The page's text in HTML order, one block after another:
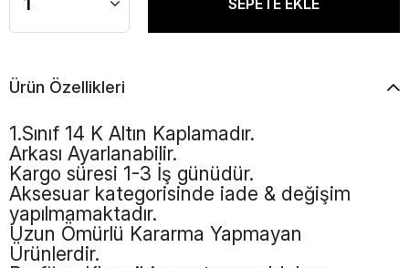
Ürün Özellikleri
1.Sınıf 14 K Altın Kaplamadır.
Arkası Ayarlanabilir.
Kargo süresi 1-3 İş günüdür.
Aksesuar kategorisinde iade & değişim
yapılmamaktadır.
Uzun Ömürlü Kararma Yapmayan
Ürünlerdir.